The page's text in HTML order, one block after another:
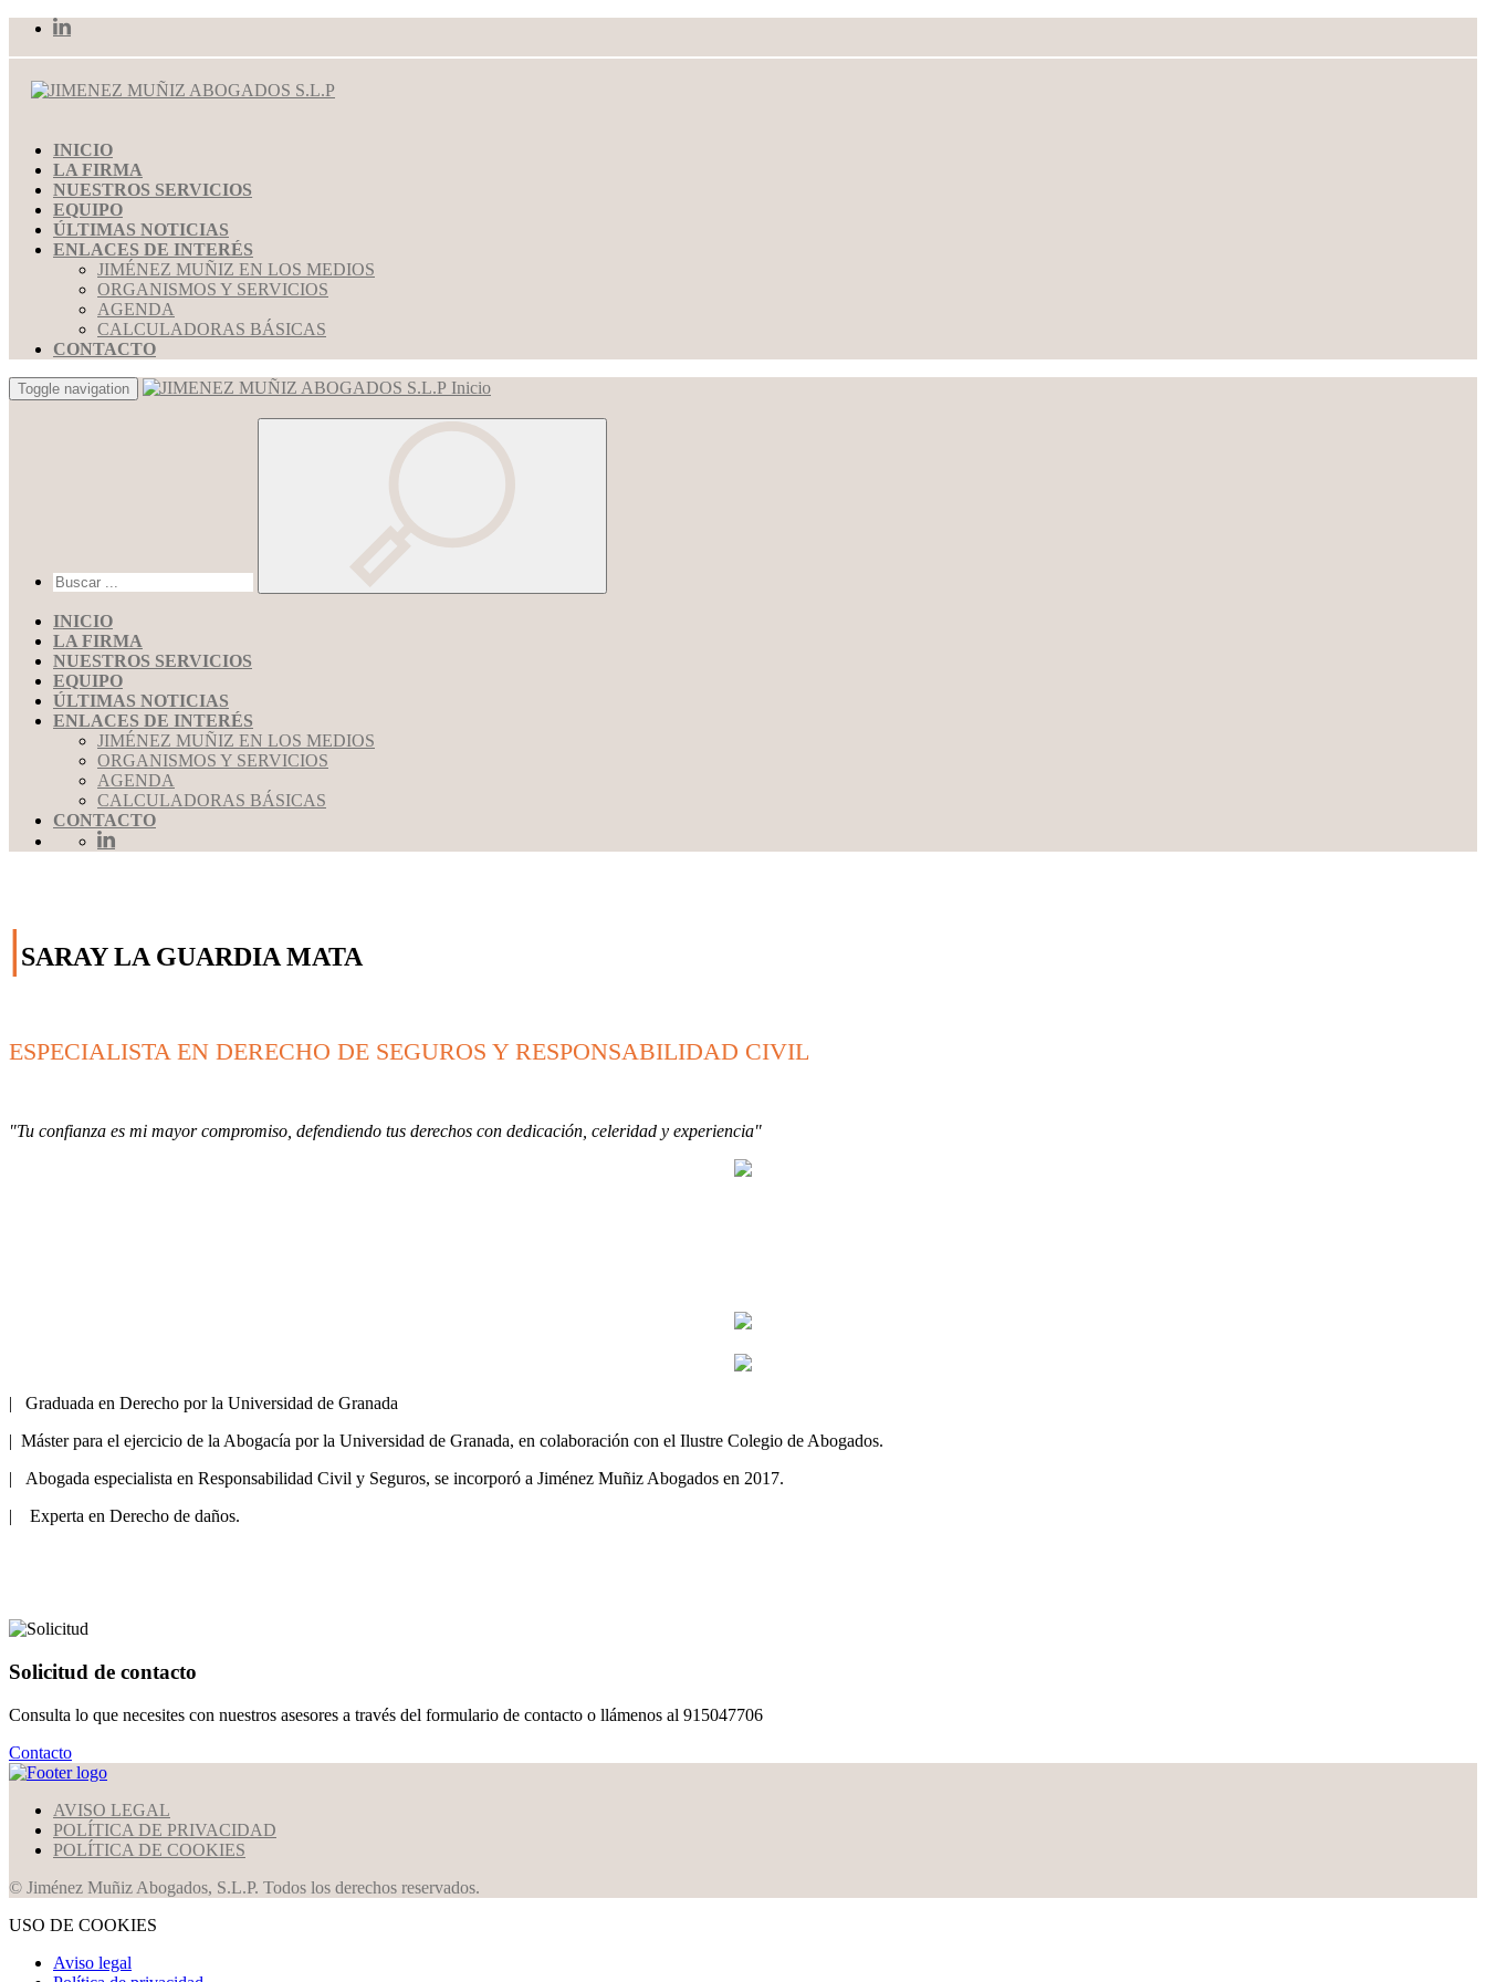
INICIO
LA FIRMA
NUESTROS SERVICIOS
EQUIPO
ÚLTIMAS NOTICIAS
ENLACES DE INTERÉS
JIMÉNEZ MUÑIZ EN LOS MEDIOS
ORGANISMOS Y SERVICIOS
AGENDA
CALCULADORAS BÁSICAS
CONTACTO
Toggle navigation Inicio
INICIO
LA FIRMA
NUESTROS SERVICIOS
EQUIPO
ÚLTIMAS NOTICIAS
ENLACES DE INTERÉS
JIMÉNEZ MUÑIZ EN LOS MEDIOS
ORGANISMOS Y SERVICIOS
AGENDA
CALCULADORAS BÁSICAS
CONTACTO
|SARAY LA GUARDIA MATA
ESPECIALISTA EN DERECHO DE SEGUROS Y RESPONSABILIDAD CIVIL
"Tu confianza es mi mayor compromiso, defendiendo tus derechos con dedicación, celeridad y experiencia"
| Graduada en Derecho por la Universidad de Granada
| Máster para el ejercicio de la Abogacía por la Universidad de Granada, en colaboración con el Ilustre Colegio de Abogados.
| Abogada especialista en Responsabilidad Civil y Seguros, se incorporó a Jiménez Muñiz Abogados en 2017.
| Experta en Derecho de daños.
Solicitud de contacto
Consulta lo que necesites con nuestros asesores a través del formulario de contacto o llámenos al 915047706
Contacto
AVISO LEGAL
POLÍTICA DE PRIVACIDAD
POLÍTICA DE COOKIES
© Jiménez Muñiz Abogados, S.L.P. Todos los derechos reservados.
USO DE COOKIES
Aviso legal